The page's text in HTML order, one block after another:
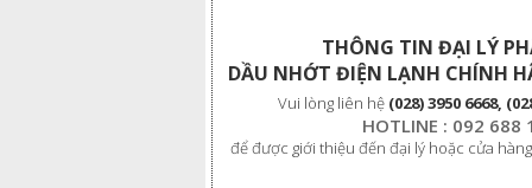
THÔNG TIN ĐẠI LÝ
DẦU NHỚT ĐIỆN LẠNH CHÍNH
Vui lòng liên hệ (028) 3950 6668,
HOTLINE : 092 688
để được giới thiệu đến đại lý hoặc cửa